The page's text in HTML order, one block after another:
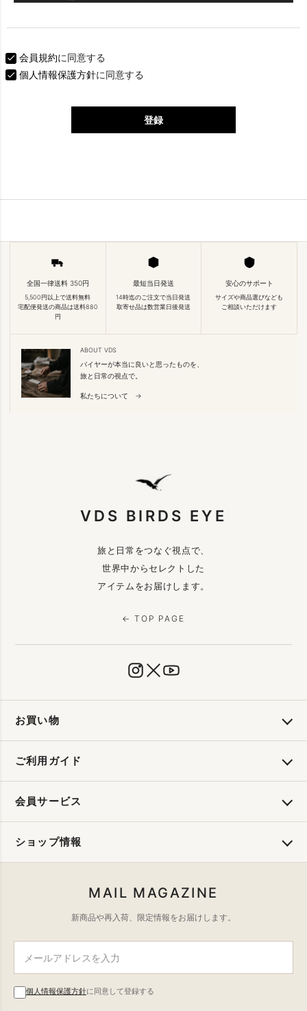
会員規約に同意する
個人情報保護方針に同意する
登録
全国一律送料 350円
5,500円以上で送料無料
宅配便発送の商品は送料880
円
最短当日発送
14時迄のご注文で当日発送
取寄せ品は数営業日後発送
安心のサポート
サイズや商品選びなども
ご相談いただけます
ABOUT VDS
バイヤーが本当に良いと思ったものを、
旅と日常の視点で。
私たちについて →
VDS BIRDS EYE
旅と日常をつなぐ視点で、
世界中からセレクトした
アイテムをお届けします。
← TOP PAGE
お買い物
ご利用ガイド
会員サービス
ショップ情報
MAIL MAGAZINE
新商品や再入荷、限定情報をお届けします。
個人情報保護方針に同意して登録する